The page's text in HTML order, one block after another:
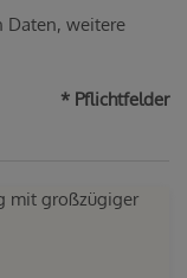
Daten, weitere
* Pflichtfelder